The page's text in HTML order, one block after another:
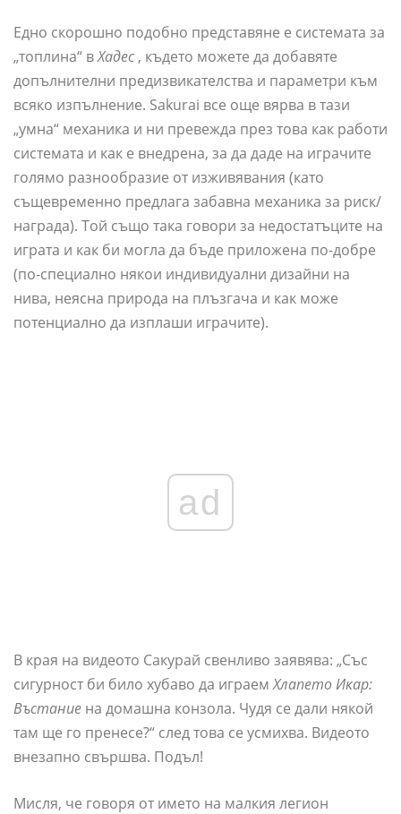
Едно скорошно подобно представяне е системата за
„топлина“ вХадес , където можете да добавяте
допълнителни предизвикателства и параметри към
всяко изпълнение. Sakurai все още вярва в тази
„умна“ механика и ни превежда през това как работи
системата и как е внедрена, за да даде на играчите
голямо разнообразие от изживявания (като
същевременно предлага забавна механика за риск/
награда). Той също така говори за недостатъците на
играта и как би могла да бъде приложена по-добре
(по-специално някои индивидуални дизайни на
нива, неясна природа на плъзгача и как може
потенциално да изплаши играчите).
ad
В края на видеото Сакурай свенливо заявява: „Със
сигурност би било хубаво да играемХлапето Икар:
Въстание на домашна конзола. Чудя се дали някой
там ще го пренесе?“ след това се усмихва. Видеото
внезапно свършва. Подъл!
Мисля, че говоря от името на малкия легион